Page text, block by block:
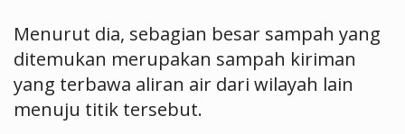
Menurut dia, sebagian besar sampah yang
ditemukan merupakan sampah kiriman
yang terbawa aliran air dari wilayah lain
menuju titik tersebut.